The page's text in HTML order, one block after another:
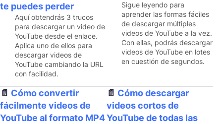
te puedes perder
Aquí obtendrás 3 trucos
para descargar un video de
YouTube desde el enlace.
Aplica uno de ellos para
descargar videos de
YouTube cambiando la URL
con facilidad.
Sigue leyendo para
aprender las formas fáciles
de descargar múltiples
videos de YouTube a la vez.
Con ellas, podrás descargar
videos de YouTube en lotes
en cuestión de segundos.
Cómo convertir
fácilmente videos de
YouTube al formato MP4
Cómo descargar
videos cortos de
YouTube de todas las